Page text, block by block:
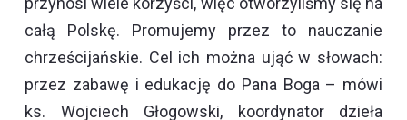
całą Polskę. Promujemy przez to nauczanie
chrześcijańskie. Cel ich można ująć w słowach:
przez zabawę i edukację do Pana Boga – mówi
ks. Wojciech Głogowski, koordynator dzieła